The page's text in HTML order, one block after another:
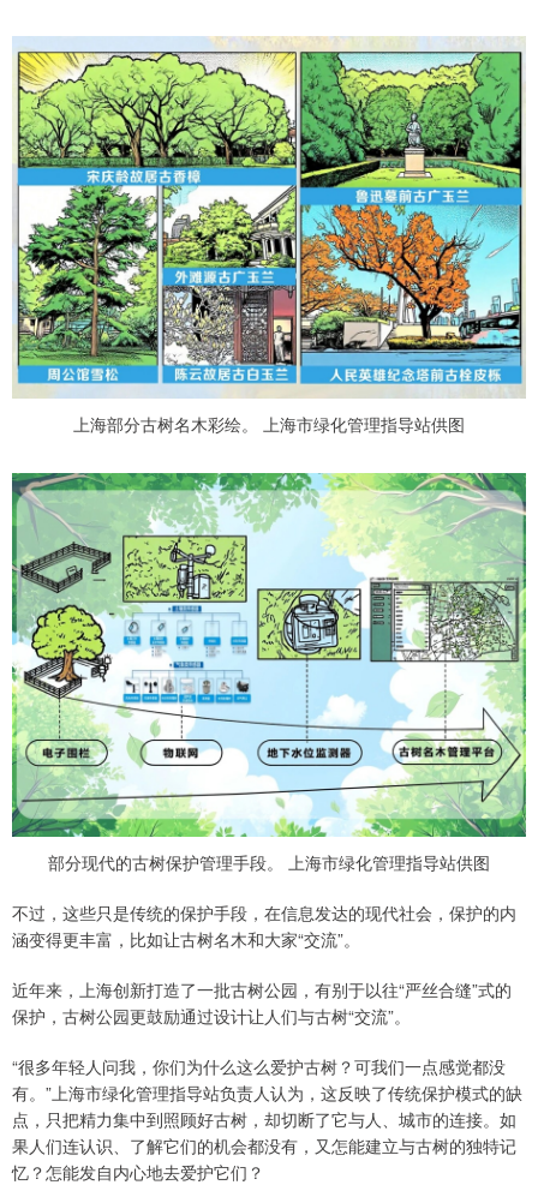
上海部分古树名木彩绘。 上海市绿化管理指导站供图
部分现代的古树保护管理手段。 上海市绿化管理指导站供图
不过，这些只是传统的保护手段，在信息发达的现代社会，保护的内
涵变得更丰富，比如让古树名木和大家“交流”。
近年来，上海创新打造了一批古树公园，有别于以往“严丝合缝”式的
保护，古树公园更鼓励通过设计让人们与古树“交流”。
“很多年轻人问我，你们为什么这么爱护古树？可我们一点感觉都没
有。”上海市绿化管理指导站负责人认为，这反映了传统保护模式的缺
点，只把精力集中到照顾好古树，却切断了它与人、城市的连接。如
果人们连认识、了解它们的机会都没有，又怎能建立与古树的独特记
忆？怎能发自内心地去爱护它们？